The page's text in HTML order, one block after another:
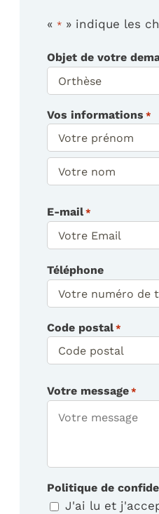
«* » indique les
Objet de votre
Vos informations *
Prénom
E-mail *
Téléphone
Code postal *
postal
Votre message *
Politique de
J'ai lu et